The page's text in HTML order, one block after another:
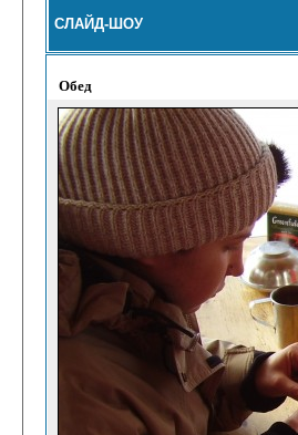
СЛАЙД-ШОУ
Обед